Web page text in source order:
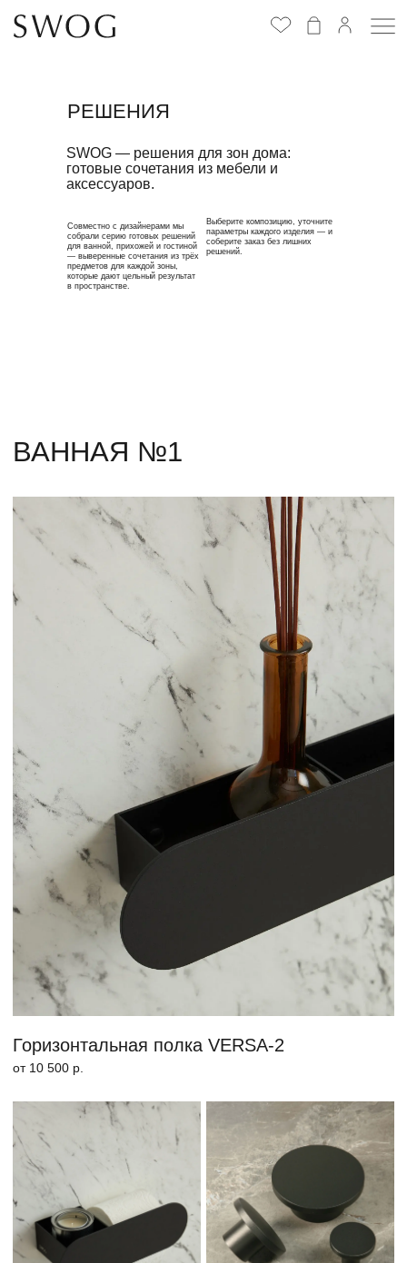
Избранное ( 0
РЕШЕНИЯ
Выберите композицию, уточните
параметры каждого изделия — и
соберите заказ без лишних
решений.
Совместно с дизайнерами мы
собрали серию готовых решений
для ванной, прихожей и гостиной
— выверенные сочетания из трёх
предметов для каждой зоны,
которые дают цельный результат
в пространстве.
SWOG — решения для зон дома:
готовые сочетания из мебели и
аксессуаров.
Держатель бумаги
BASE-2
от 10 500 р.
Горизонтальная полка VERSA-2
Крючок POCO
ВАННАЯ №2